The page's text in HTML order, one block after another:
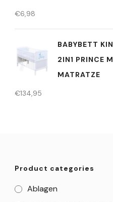
€6,98
BABYBETT
2IN1 PRINCE
ATRATZE
€134,95
Product categories
Ablagen